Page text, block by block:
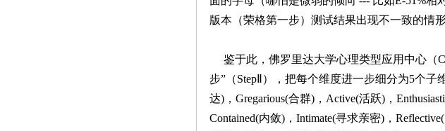
版本（荣格第一步）测试结果出现不一致的情形
鉴于此，佛罗里达大学心理类型应用中心（
步”（StepⅡ），把每个维度进一步细分为5个子
达)，Gregarious(合群)，Active(活跃)，
Contained(内敛)，Intimate(寻求亲密)，